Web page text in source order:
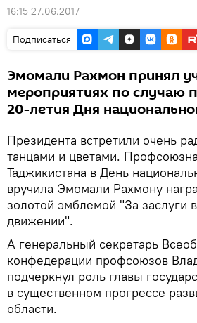
16:15 27.06.2017
Подписаться
Эмомали Рахмон принял
мероприятиях по случаю
20-летия Дня
Президента встретили очень
танцами и цветами.
Таджикистана в День
вручила Эмомали Рахмону
золотой эмблемой "За заслуги
движении".
А генеральный секретарь
конфедерации профсоюзов
подчеркнул роль главы
в существенном прогрессе
области.